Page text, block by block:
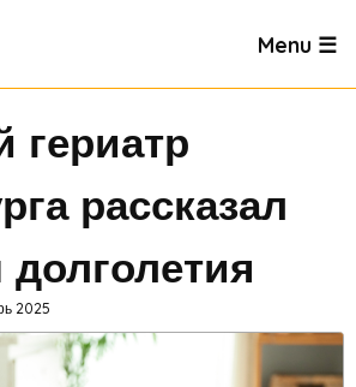
Menu ☰
гериатр
рассказал
2025